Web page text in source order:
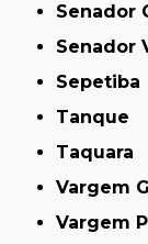
Senador
Sepetiba
Tanque
Taquara
Vargem
Vargem